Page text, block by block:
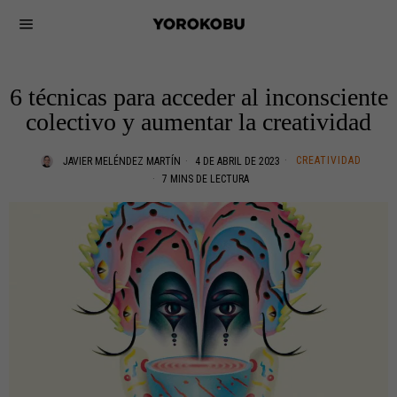
6 técnicas para acceder al inconsciente
colectivo y aumentar la creatividad
JAVIER MELÉNDEZ MARTÍN 4 DE ABRIL DE 2023
CREATIVIDAD
7 MINS DE LECTURA